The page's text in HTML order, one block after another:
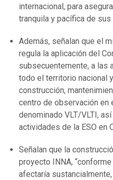
internacional, para
tranquila y pacífica de sus
Además, señalan que el
regula la aplicación del
subsecuentemente, a las
todo el territorio nacional
construcción,
centro de observación en
denominado VLT/VLTI,
actividades de la ESO en
Señalan que la
proyecto INNA,
afectaría